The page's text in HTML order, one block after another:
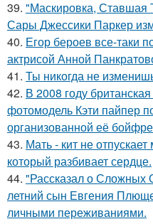
39. "Маскировка, Ставшая
Сары Джессики Паркер
40. Егор бероев все-таки
актрисой Анной
41. Ты никогда не
42. В 2008 году
фотомодель Кэти пайпер
организованной её
43. Мать - кит не
который разбивает сердце.
44. "Рассказал о Сложных
летний сын Евгения
личными переживаниями.